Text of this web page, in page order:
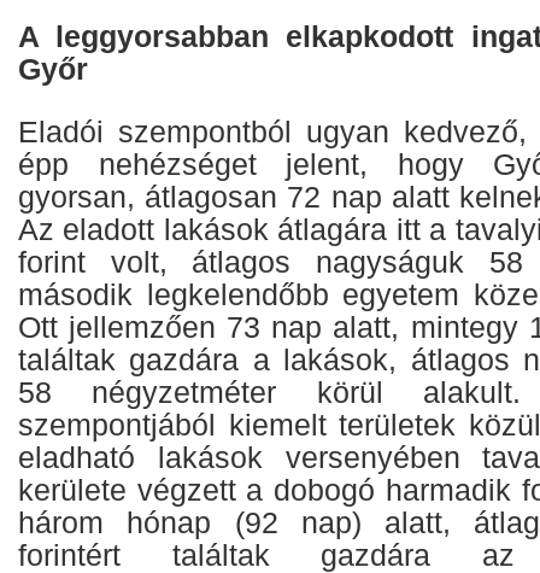
A leggyorsabban elkapkodott
Győr
Eladói szempontból ugyan
épp nehézséget jelent, hogy
gyorsan, átlagosan 72 nap alatt
Az eladott lakások átlagára itt a
forint volt, átlagos nagyságuk 58
második legkelendőbb egyetem
Ott jellemzően 73 nap alatt, mintegy
találtak gazdára a lakások, átlagos
58 négyzetméter körül
szempontjából kiemelt területek
eladható lakások versenyében
kerülete végzett a dobogó harmadik
három hónap (92 nap) alatt,
forintért találtak gazdára